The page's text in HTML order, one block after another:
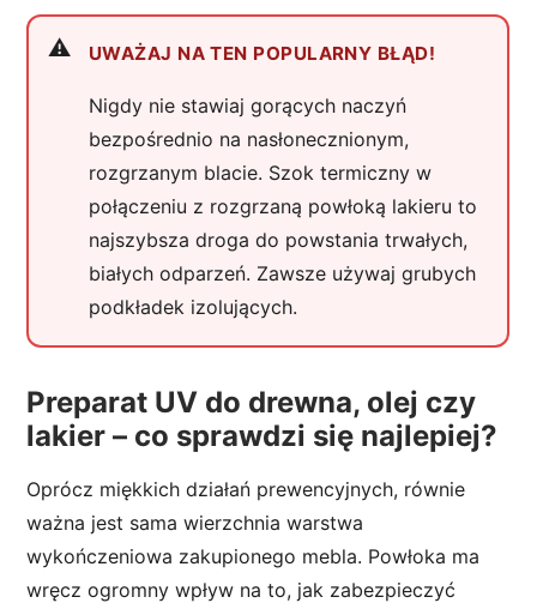
UWAŻAJ NA TEN POPULARNY BŁĄD!
Nigdy nie stawiaj gorących naczyń
bezpośrednio na nasłonecznionym,
rozgrzanym blacie. Szok termiczny w
połączeniu z rozgrzaną powłoką lakieru to
najszybsza droga do powstania trwałych,
białych odparzeń. Zawsze używaj grubych
podkładek izolujących.
Preparat UV do drewna, olej czy
lakier – co sprawdzi się najlepiej?
Oprócz miękkich działań prewencyjnych, równie
ważna jest sama wierzchnia warstwa
wykończeniowa zakupionego mebla. Powłoka ma
wręcz ogromny wpływ na to, jak zabezpieczyć